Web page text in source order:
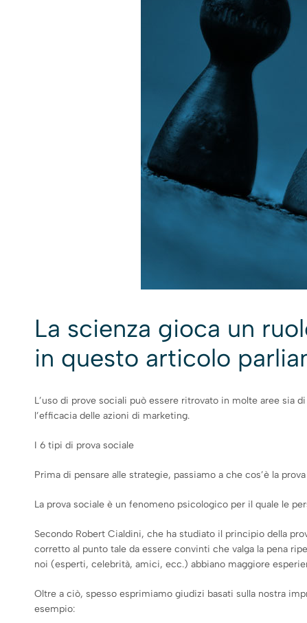
La scienza gioca un
in questo articolo
L’uso di prove sociali può essere ritrovato in molte aree sia
l’efficacia delle azioni di marketing.
I 6 tipi di prova sociale
Prima di pensare alle strategie, passiamo a che cos’è la
La prova sociale è un fenomeno psicologico per il quale le
Secondo Robert Cialdini, che ha studiato il principio della
corretto al punto tale da essere convinti che valga la pena
noi (esperti, celebrità, amici, ecc.) abbiano maggiore
Oltre a ciò, spesso esprimiamo giudizi basati sulla nostra
esempio: